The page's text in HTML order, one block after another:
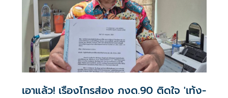
เอาแล้ว! เรืองไกรส่อง ภงด.90 ติดใจ 'เท้ง-